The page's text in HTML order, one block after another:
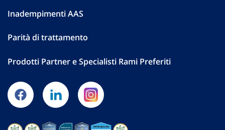
Inadempimenti AAS
Parità di trattamento
Prodotti Partner e Specialisti Rami Preferiti